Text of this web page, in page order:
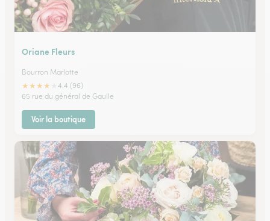
Oriane Fleurs
Bourron Marlotte
★★★★
4.4 (96)
65 rue du général de Gaulle
Voir la boutique